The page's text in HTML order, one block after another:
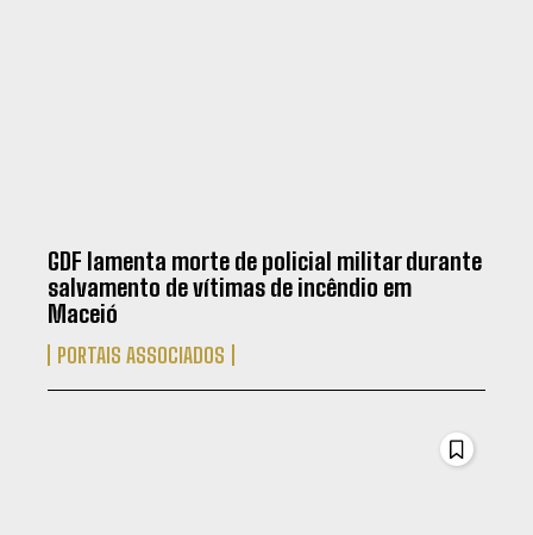
GDF lamenta morte de policial militar durante
salvamento de vítimas de incêndio em
Maceió
PORTAIS ASSOCIADOS